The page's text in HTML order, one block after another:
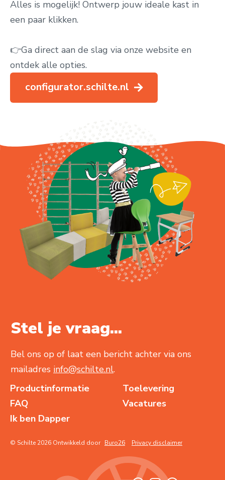
Alles is mogelijk! Ontwerp jouw ideale kast in
een paar klikken.
👉Ga direct aan de slag via onze website en
ontdek alle opties.
configurator.schilte.nl
Stel je vraag...
Bel ons op of laat een bericht achter via ons
mailadres info@schilte.nl.
Productinformatie
Toelevering
FAQ
Vacatures
Ik ben Dapper
© Schilte 2026 Ontwikkeld door Buro26 Privacy disclaimer